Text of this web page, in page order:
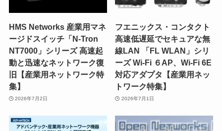
HMS Networks 産業用マネ
ージドスイッチ「N-Tron
NT7000」シリーズ 高速起
動と迅速なネットワーク復
旧【産業用ネットワーク特
集】
2026年7月2日
フエニックス・コンタクト
高速低遅延でセキュアな無
線LAN 「FL WLAN」シリ
ーズ Wi-Fi ６AP、Wi-Fi 6E
対応アダプタ【産業用ネッ
トワーク特集】
2026年7月1日